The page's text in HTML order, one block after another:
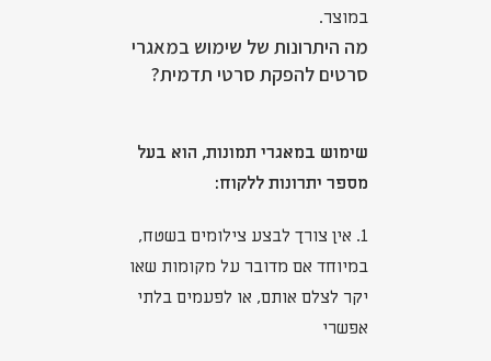
במוצר.
מה היתרונות של שימוש במאגרי
סרטים להפקת סרטי תדמית?
שימוש במאגרי תמונות, הוא בעל
מספר יתרונות ללקוח:
1. אין צורך לבצע צילומים בשטח,
במיוחד אם מדובר על מקומות שאו
יקר לצלם אותם, או לפעמים בלתי
אפשרי